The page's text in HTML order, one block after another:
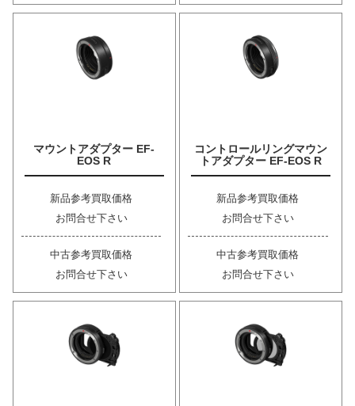
マウントアダプター EF-
EOS R
新品参考買取価格
お問合せ下さい
中古参考買取価格
お問合せ下さい
コントロールリングマウン
トアダプター EF-EOS R
新品参考買取価格
お問合せ下さい
中古参考買取価格
お問合せ下さい